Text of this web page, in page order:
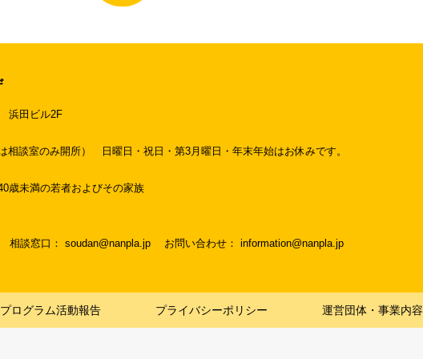
浜田ビル2F
相談室のみ開所）
日曜日・祝日・第3月曜日・年末年始はお休みです。
歳未満の若者およびその家族
相談窓口： soudan@nanpla.jp お問い合わせ： information@nanpla.jp
プログラム活動報告 プライバシーポリシー 運営団体・事業内容